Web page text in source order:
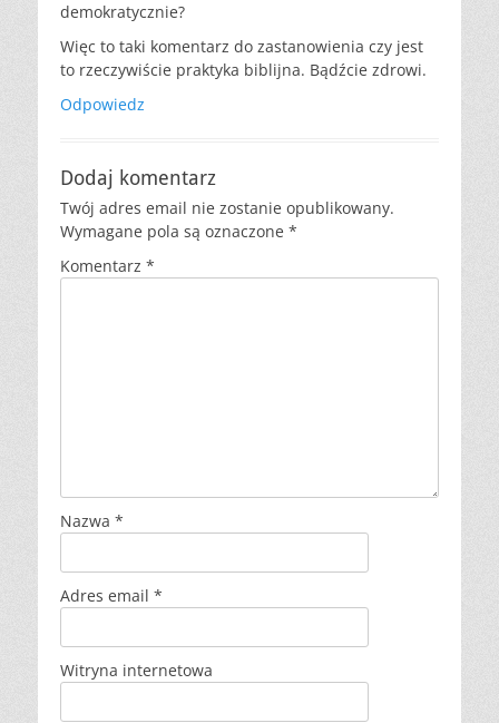
demokratycznie?
Więc to taki komentarz do zastanowienia czy jest
to rzeczywiście praktyka biblijna. Bądźcie zdrowi.
Odpowiedz
Dodaj komentarz
Twój adres email nie zostanie opublikowany.
Wymagane pola są oznaczone *
Komentarz *
Nazwa *
Adres email *
Witryna internetowa